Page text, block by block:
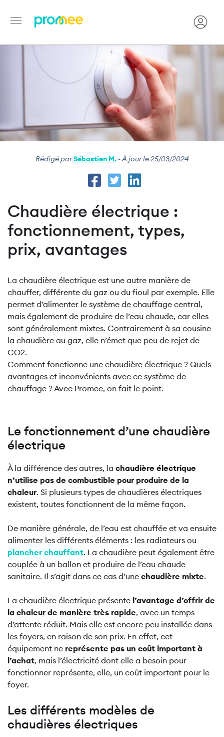
Aller
au
contenu
principal
Rédigé parSébastien M.- À jour le 25/03/2024
Chaudière électrique :
fonctionnement, types,
prix, avantages
La chaudière électrique est une autre manière de
chauffer, différente du gaz ou du fioul par exemple. Elle
permet d’alimenter le système de chauffage central,
mais également de produire de l’eau chaude, car elles
sont généralement mixtes. Contrairement à sa cousine
la chaudière au gaz, elle n’émet que peu de rejet de
CO2.
Comment fonctionne une chaudière électrique ? Quels
avantages et inconvénients avec ce système de
chauffage ? Avec Promee, on fait le point.
Le fonctionnement d’une chaudière
électrique
À la différence des autres, la chaudière électrique
n’utilise pas de combustible pour produire de la
chaleur. Si plusieurs types de chaudières électriques
existent, toutes fonctionnent de la même façon.
De manière générale, de l’eau est chauffée et va ensuite
alimenter les différents éléments : les radiateurs ou
plancher chauffant. La chaudière peut également être
couplée à un ballon et produire de l’eau chaude
sanitaire. Il s’agit dans ce cas d’une chaudière mixte.
La chaudière électrique présente l’avantage d’offrir de
la chaleur de manière très rapide, avec un temps
d’attente réduit. Mais elle est encore peu installée dans
les foyers, en raison de son prix. En effet, cet
équipement ne représente pas un coût important à
l’achat, mais l’électricité dont elle a besoin pour
fonctionner représente, elle, un coût important pour le
foyer.
Les différents modèles de
chaudières électriques